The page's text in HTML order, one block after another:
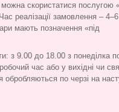
скористатися послугою
реалізації замовлення – 4–6
мають позначення «під
з 9.00 до 18.00 з понеділка
час або у вихідні чи
обробляються по черзі на